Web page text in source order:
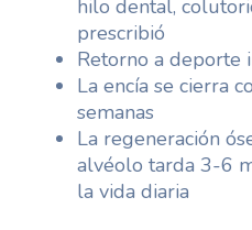
hilo dental,
prescribió
Retorno a deporte
La encía se cierra
semanas
La regeneración
alvéolo tarda 3-6
la vida diaria